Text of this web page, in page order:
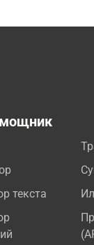
текста